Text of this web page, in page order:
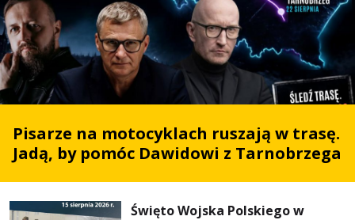
Pisarze na motocyklach ruszają w trasę.
Jadą, by pomóc Dawidowi z Tarnobrzega
Święto Wojska Polskiego w